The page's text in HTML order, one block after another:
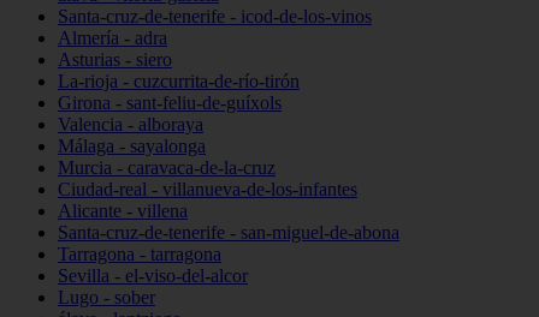
Santa-cruz-de-tenerife - icod-de-los-vinos
Almería - adra
Asturias - siero
La-rioja - cuzcurrita-de-río-tirón
Girona - sant-feliu-de-guíxols
Valencia - alboraya
Málaga - sayalonga
Murcia - caravaca-de-la-cruz
Ciudad-real - villanueva-de-los-infantes
Alicante - villena
Santa-cruz-de-tenerife - san-miguel-de-abona
Tarragona - tarragona
Sevilla - el-viso-del-alcor
Lugo - sober